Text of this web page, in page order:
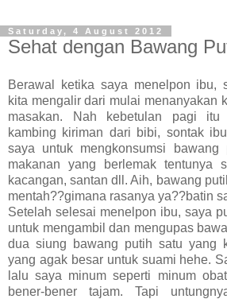
Saturday, 4 August 2012
Sehat dengan Bawang
Berawal ketika saya menelpon ibu,
kita mengalir dari mulai menanyakan
masakan. Nah kebetulan pagi
kambing kiriman dari bibi, sontak
saya untuk mengkonsumsi bawang
makanan yang berlemak tentunya
kacangan, santan dll. Aih, bawang
mentah??gimana rasanya ya??batin
Setelah selesai menelpon ibu, saya
untuk mengambil dan mengupas
dua siung bawang putih satu yang
yang agak besar untuk suami hehe.
lalu saya minum seperti minum
bener-bener tajam. Tapi